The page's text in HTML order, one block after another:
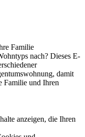
Familie
nach? Dieses E-
damit
Familie und Ihren
anzeigen, die Ihren